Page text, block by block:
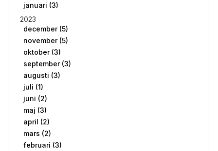
januari (3)
2023
december (5)
november (5)
oktober (3)
september (3)
augusti (3)
juli (1)
juni (2)
maj (3)
april (2)
mars (2)
februari (3)